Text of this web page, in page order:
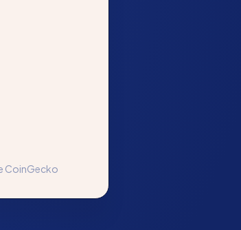
CoinGecko